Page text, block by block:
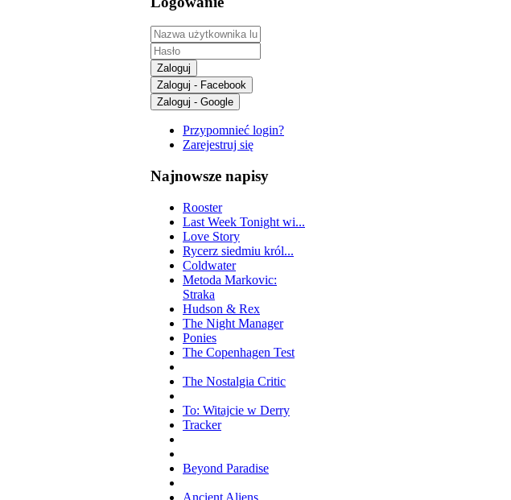
Zaloguj
Zaloguj - Facebook
Zaloguj - Google
Przypomnieć login?
Zarejestruj się
Najnowsze napisy
Rooster
Last Week Tonight wi...
Love Story
Rycerz siedmiu król...
Coldwater
Metoda Markovic:
Straka
Hudson & Rex
The Night Manager
Ponies
The Copenhagen Test
The Nostalgia Critic
To: Witajcie w Derry
Tracker
Beyond Paradise
Ancient Aliens